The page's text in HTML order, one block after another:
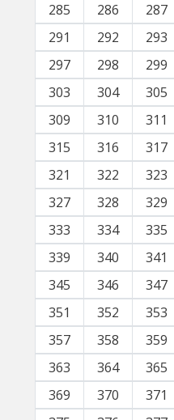
285
286 287
291
292 293
297
298 299
303
304 305
309
310 311
315
316 317
321
322 323
327
328 329
333
334 335
339
340 341
345
346 347
351
352 353
357
358 359
363
364 365
369
370 371